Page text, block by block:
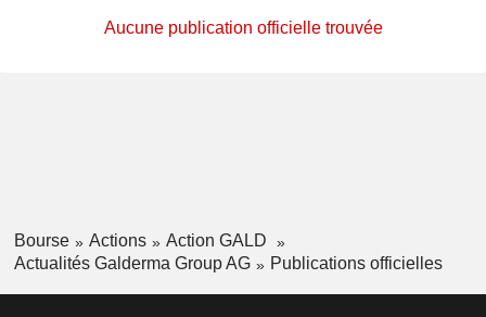
Aucune publication officielle trouvée
Bourse Actions
Action GALD
Actualités Galderma Group AG
Publications officielles